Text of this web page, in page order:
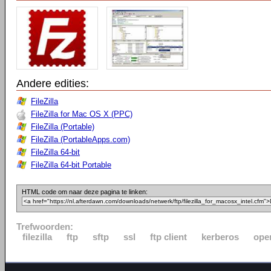
Andere edities:
FileZilla
FileZilla for Mac OS X (PPC)
FileZilla (Portable)
FileZilla (PortableApps.com)
FileZilla 64-bit
FileZilla 64-bit Portable
HTML code om naar deze pagina te linken:
Trefwoorden:
filezilla
ftp sftp ssl ftp client kerberos